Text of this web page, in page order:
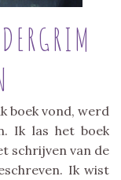
boek vond, werd
Ik las het boek
schrijven van de
Ik wist